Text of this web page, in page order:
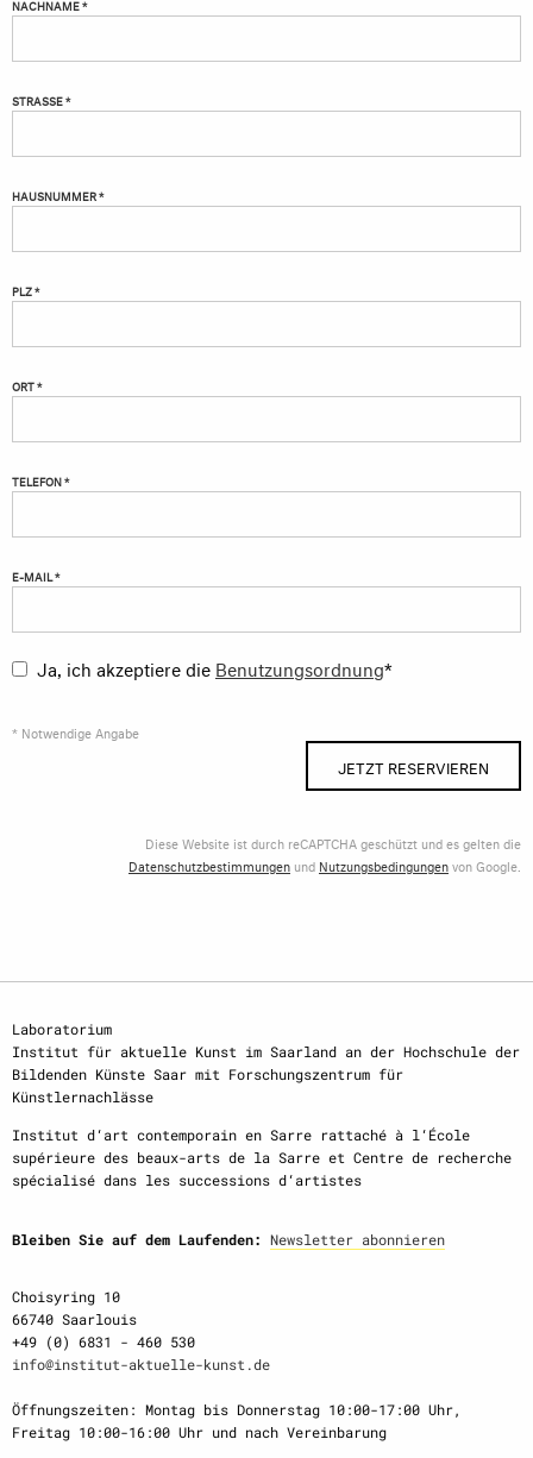
NACHNAME *
STRASSE *
HAUSNUMMER *
PLZ *
ORT *
TELEFON *
E-MAIL *
Ja, ich akzeptiere die Benutzungsordnung*
* Notwendige Angabe
JETZT RESERVIEREN
Diese Website ist durch reCAPTCHA geschützt und es gelten die
Datenschutzbestimmungen und Nutzungsbedingungenvon Google.
Laboratorium
Institut für aktuelle Kunst im Saarland an der Hochschule der
Bildenden Künste Saar mit Forschungszentrum für
Künstlernachlässe
Institut d‘art contemporain en Sarre rattaché à l‘École
supérieure des beaux-arts de la Sarre et Centre de recherche
spécialisé dans les successions d‘artistes
Bleiben Sie auf dem Laufenden: Newsletter abonnieren
Choisyring 10
66740 Saarlouis
+49 (0) 6831 - 460 530
info@institut-aktuelle-kunst.de
Öffnungszeiten: Montag bis Donnerstag 10:00-17:00 Uhr,
Freitag 10:00-16:00 Uhr und nach Vereinbarung